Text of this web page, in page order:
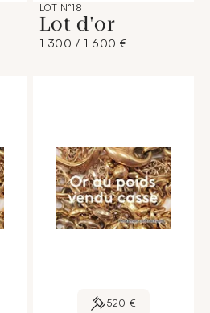
LOT N°18
Lot d'or
1 300 / 1 600 €
520 €